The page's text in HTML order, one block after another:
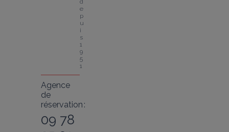
d
e
p
u
i
s
1
9
5
1
Agence
de
réservation :
09 78